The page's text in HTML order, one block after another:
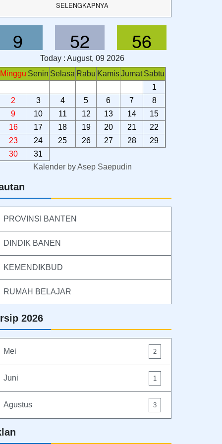
SELENGKAPNYA
9 52 56
Today : August, 09 2026
Minggu Senin Selasa Rabu KamisJumat Sabtu
1
2
3 4 5 6 7
8
9
10 11 12 13 14
15
16
17 18 19 20 21
22
23
24 25 26 27 28
29
30
31
KalenderbyAsep Saepudin
PROVINSI BANTEN
DINDIK BANEN
KEMENDIKBUD
RUMAH BELAJAR
2026
Mei 2
Juni 1
Agustus 3